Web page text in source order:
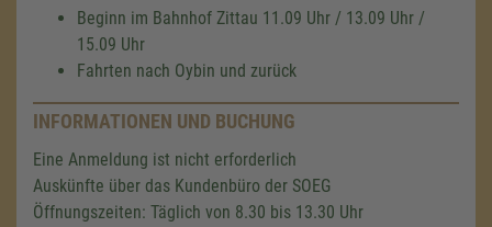
Beginn im Bahnhof Zittau 11.09 Uhr / 13.09 Uhr /
15.09 Uhr
Fahrten nach Oybin und zurück
INFORMATIONEN UND BUCHUNG
Eine Anmeldung ist nicht erforderlich
Auskünfte über das Kundenbüro der SOEG
Öffnungszeiten: Täglich von 8.30 bis 13.30 Uhr